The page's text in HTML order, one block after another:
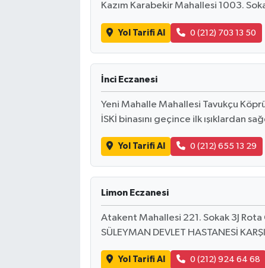
Kazım Karabekir Mahallesi 1003.
Yol Tarifi Al 0 (212) 703 13 50
İnci Eczanesi
Yeni Mahalle Mahallesi Tavukçu
İSKİ binasını geçince ilk ışıklardan
Yol Tarifi Al 0 (212) 655 13 29
Limon Eczanesi
Atakent Mahallesi 221. Sokak 3J
SÜLEYMAN DEVLET HASTANESİ
Yol Tarifi Al 0 (212) 924 64 68